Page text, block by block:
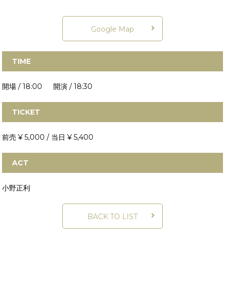
Google Map
TIME
開場 / 18:00 開演 / 18:30
TICKET
前売 ¥ 5,000 / 当日 ¥ 5,400
ACT
小野正利
BACK TO LIST